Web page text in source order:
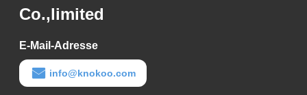
Co.,limited
E-Mail-Adresse
info@knokoo.com